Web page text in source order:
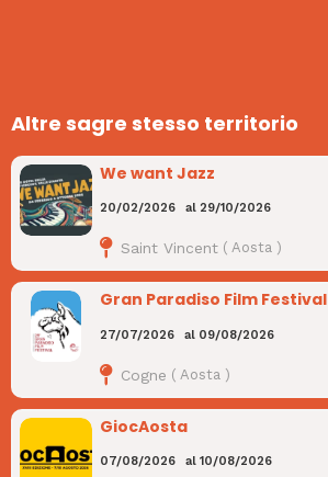
Altre sagre stesso territorio
We want Jazz
20/02/2026 al 29/10/2026
Saint Vincent (Aosta )
Gran Paradiso Film Festival
27/07/2026 al 09/08/2026
Cogne ( Aosta )
GiocAosta
07/08/2026 al10/08/2026